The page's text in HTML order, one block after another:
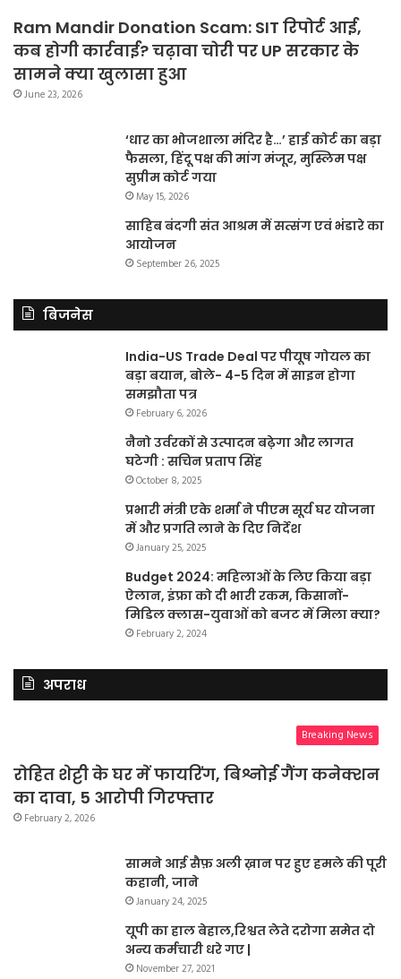
Ram Mandir Donation Scam: SIT रिपोर्ट आई,
कब होगी कार्रवाई? चढ़ावा चोरी पर UP सरकार के
सामने क्या खुलासा हुआ
June 23, 2026
‘धार का भोजशाला मंदिर है…’ हाई कोर्ट का बड़ा
फैसला, हिंदू पक्ष की मांग मंजूर, मुस्लिम पक्ष
सुप्रीम कोर्ट गया
May 15, 2026
साहिब बंदगी संत आश्रम में सत्संग एवं भंडारे का
आयोजन
September 26, 2025
बिजनेस
India-US Trade Deal पर पीयूष गोयल का
बड़ा बयान, बोले- 4-5 दिन में साइन होगा
समझौता पत्र
February 6, 2026
नैनो उर्वरकों से उत्पादन बढ़ेगा और लागत
घटेगी : सचिन प्रताप सिंह
October 8, 2025
प्रभारी मंत्री एके शर्मा ने पीएम सूर्य घर योजना
में और प्रगति लाने के दिए निर्देश
January 25, 2025
Budget 2024: महिलाओं के लिए किया बड़ा
ऐलान, इंफ्रा को दी भारी रकम, किसानों-
मिडिल क्लास-युवाओं को बजट में मिला क्या?
February 2, 2024
अपराध
Breaking News
रोहित शेट्टी के घर में फायरिंग, बिश्नोई गैंग कनेक्शन
का दावा, 5 आरोपी गिरफ्तार
February 2, 2026
सामने आई सैफ़ अली ख़ान पर हुए हमले की पूरी
कहानी, जाने
January 24, 2025
यूपी का हाल बेहाल,रिश्वत लेते दरोगा समेत दो
अन्य कर्मचारी धरे गए |
November 27, 2021